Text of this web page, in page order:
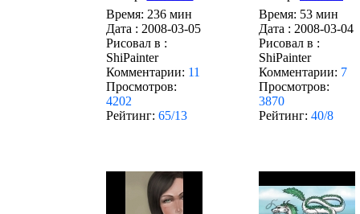
Время: 236 мин
Дата : 2008-03-05
Рисовал в :
ShiPainter
Комментарии: 11
Просмотров:
4202
Рейтинг: 65/13
Время: 53 мин
Дата : 2008-03-04
Рисовал в :
ShiPainter
Комментарии: 7
Просмотров:
3870
Рейтинг: 40/8